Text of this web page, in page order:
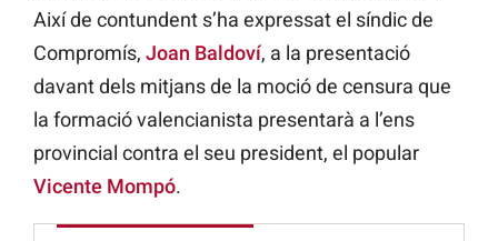
Així de contundent s’ha expressat el síndic de
Compromís, Joan Baldoví, a la presentació
davant dels mitjans de la moció de censura que
la formació valencianista presentarà a l’ens
provincial contra el seu president, el popular
Vicente Mompó.